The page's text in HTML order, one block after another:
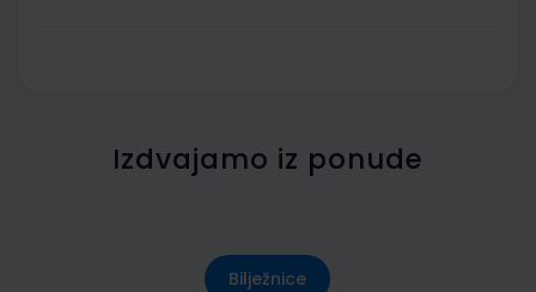
Izdvajamo iz ponude
Bilježnice